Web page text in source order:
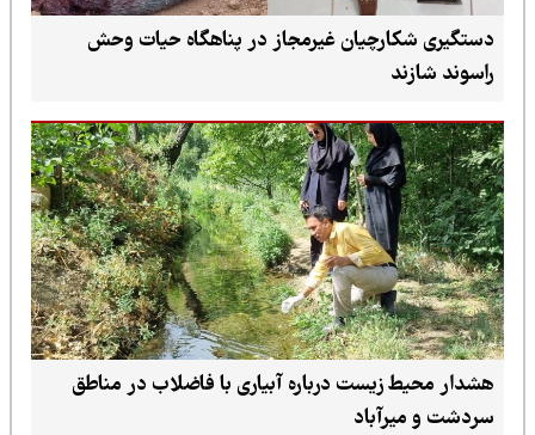
دستگیری شکارچیان غیرمجاز در پناهگاه حیات وحش
راسوند شازند
هشدار محیط زیست درباره آبیاری با فاضلاب در مناطق
سردشت و میرآباد